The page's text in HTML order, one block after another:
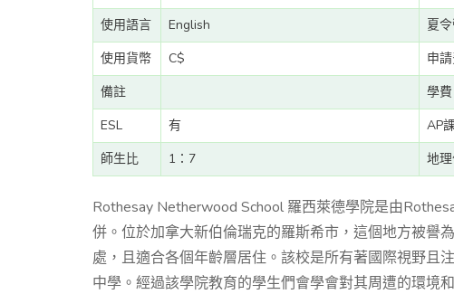
使用語言
English 夏
使用貨幣
C$ 申
備註
學費
ESL
有 AP
師生比
1：7 地
Rothesay Netherwood School 羅西萊德學院是由
併。位於加拿大新伯倫瑞克的羅斯希市，這個地方被譽
處，且適合各個年齡層居住。該校是所有著國際視野且
中學。經過該學院教育的學生們會學會對其周遭的環境